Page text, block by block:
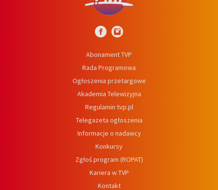
Abonament TVP
Rada Programowa
Ogłoszenia przetargowe
Akademia Telewizyjna
Regulamin tvp.pl
Telegazeta ogłoszenia
Informacje o nadawcy
Konkursy
Zgłoś program (ROPAT)
Kariera w TVP
Kontakt